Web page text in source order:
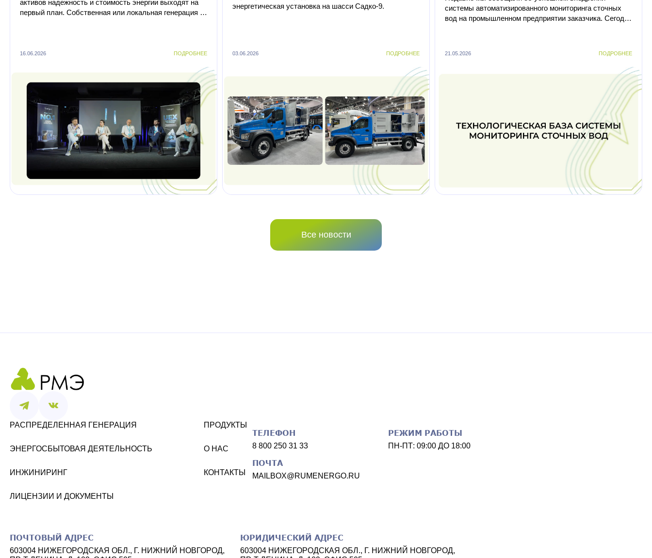
активов надежность и стоимость энергии выходят на
первый план. Собственная или локальная генерация —
16.06.2026 ПОДРОБНЕЕ
энергетическая установка на шасси Садко-9.
03.06.2026 ПОДРОБНЕЕ
системы автоматизированного мониторинга сточных
вод на промышленном предприятии заказчика. Сегодня
21.05.2026 ПОДРОБНЕЕ
Все новости
РАСПРЕДЕЛЕННАЯ ГЕНЕРАЦИЯ ПРОДУКТЫ
ЭНЕРГОСБЫТОВАЯ ДЕЯТЕЛЬНОСТЬ О НАС
ИНЖИНИРИНГ КОНТАКТЫ
ЛИЦЕНЗИИ И ДОКУМЕНТЫ
ТЕЛЕФОН
8 800 250 31 33
ПОЧТА
MAILBOX@RUMENERGO.RU
РЕЖИМ РАБОТЫ
ПН-ПТ: 09:00 ДО 18:00
ПОЧТОВЫЙ АДРЕС
603004 НИЖЕГОРОДСКАЯ ОБЛ., Г. НИЖНИЙ НОВГОРОД,
ЮРИДИЧЕСКИЙ АДРЕС
603004 НИЖЕГОРОДСКАЯ ОБЛ., Г. НИЖНИЙ НОВГОРОД,